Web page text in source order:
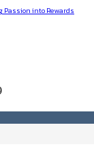
Passion into Rewards